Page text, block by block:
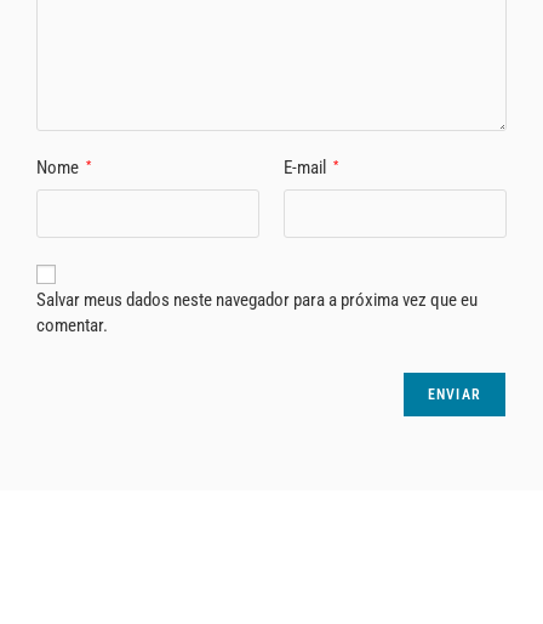
Nome * E-mail *
Salvar meus dados neste navegador para a próxima vez que eu
comentar.